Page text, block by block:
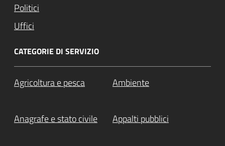
Politici
Uffici
CATEGORIE DI SERVIZIO
Agricoltura e pesca Ambiente
Anagrafe e stato civile Appalti pubblici